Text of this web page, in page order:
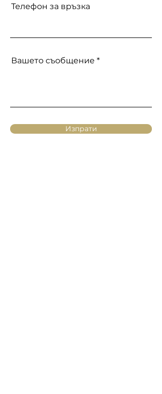
Телефон за връзка
Вашето съобщение
Изпрати